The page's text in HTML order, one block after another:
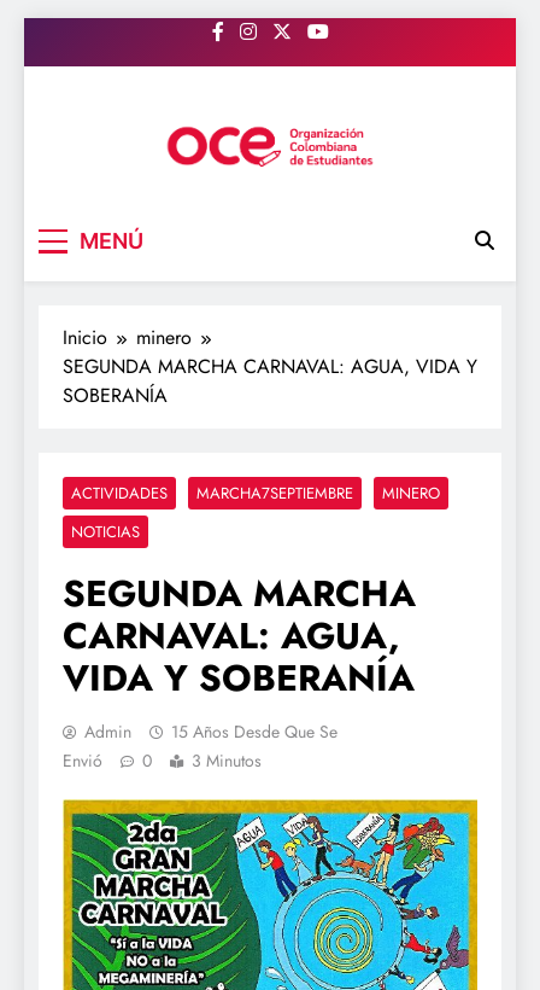
al
MENÚ
Inicio
minero
SEGUNDA MARCHA CARNAVAL: AGUA, VIDA Y
SOBERANÍA
ACTIVIDADES MARCHA7SEPTIEMBRE
MINERO
NOTICIAS
SEGUNDA MARCHA
CARNAVAL: AGUA,
VIDA Y SOBERANÍA
Admin
15 Años Desde Que Se
Envió
0 3 Minutos